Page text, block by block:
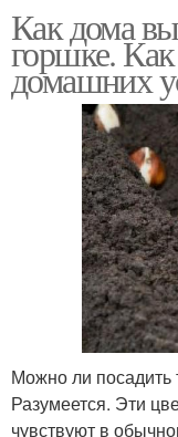
Как дома
горшке.
домашних
Можно ли
Разумеется. Эти
чувствуют в